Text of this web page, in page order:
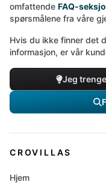
omfattende FAQ-
spørsmålene fra våre
Hvis du ikke finner det
informasjon, er vår
Jeg
CROVILLAS
Hjem